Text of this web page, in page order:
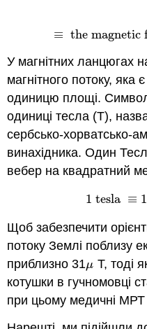
≡ the magnetic
У магнітних ланцюгах
магнітного потоку, яка
одиницю площі. Символ
одиниці тесла (Т),
сербсько-хорватсько-
винахідника. Один
вебер на квадратний
1 tesla ≡ 1
(9.2.3)1tesla
Щоб забезпечити
потоку Землі поблизу
приблизно 31μ
μ Т, тоді
котушки в гучномовці
при цьому медичні